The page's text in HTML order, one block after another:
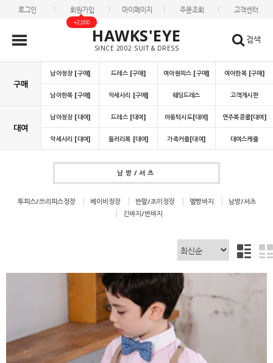
로그인 회원가입
+2,000
마이페이지 주문조회 고객센터
HAWKS'EYE
SINCE 2002 SUIT & DRESS
검색
구매
남아정장 [구매] 드레스 [구매] 여아원피스 [구매] 여아한복 [구매]
남아한복 [구매] 악세사리 [구매] 웨딩드레스 고객게시판
대여
남아정장 [대여] 드레스 [대여] 아동턱시도[대여] 연주복콩쿨[대여]
악세사리 [대여] 들러리복 [대여] 가족커플[대여] 대여스케쥴
남방/셔츠
투피스/쓰리피스정장 베이비정장 반팔/조끼정장 멜빵바지
남방/셔츠
긴바지/반바지